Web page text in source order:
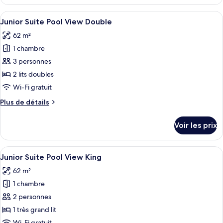
type
de
Junior
Suite
Afficher
toutes
les
photos
pour
ce
type
chambre :
Pool
View
Double
Une chambre d’hôtel moderne
4
Junior Suite Pool View Double
62 m²
1 chambre
3 personnes
2 lits doubles
Wi-Fi gratuit
Plus de détails
Plus
le
type
de
Junior
Suite
View
Double
Voir les prix
Afficher
toutes
les
photos
pour
ce
type
Une chambre d’hôtel moderne
3
Junior Suite Pool View King
62 m²
1 chambre
2 personnes
1 très grand lit